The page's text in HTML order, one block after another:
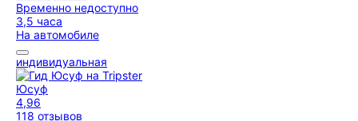
Временно недоступно
3,5 часа
На автомобиле
индивидуальная
Юсуф
4,96
118 отзывов